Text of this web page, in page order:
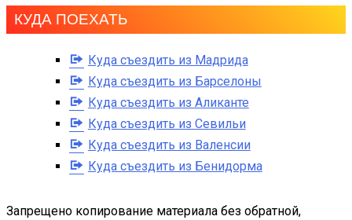
КУДА ПОЕХАТЬ
Куда съездить из Мадрида
Куда съездить из Барселоны
Куда съездить из Аликанте
Куда съездить из Севильи
Куда съездить из Валенсии
Куда съездить из Бенидорма
Запрещено копирование материала без обратной,